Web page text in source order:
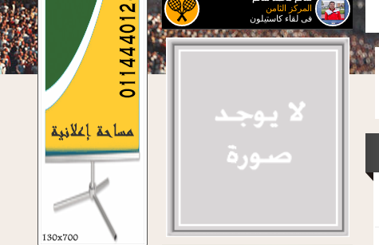
المركز الثامن
فى لقاء كاستيلون